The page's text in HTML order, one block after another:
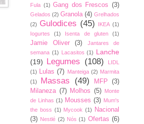
Fula (1) Gang dos Frescos (3)
Gelados (2) Granola (4) Grelhados
(2) Gulodices (45) IKEA (1)
Iogurtes
(1) Isenta de gluten (1)
Jamie Oliver (3)
Jantares de
semana (1) Lacasitos (1) Lanche
(19) Legumes (108)
LIDL
(1) Lulas (7) Manteiga (2) Marmita
(1)
Massas (49) MFP
(3)
Milaneza (7) Molhos (5)
Monte
de Linhas (1) Mousses (3) Mum's
the boss (1) Mycook (1)
Nacional
(3) Nestlé (2) Nós (1) Ofertas (6)